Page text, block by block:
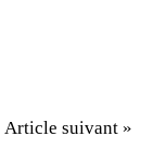
Article suivant »